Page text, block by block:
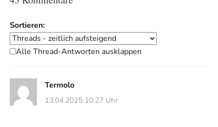
Sortieren:
Alle Thread-Antworten ausklappen
Termolo
13.04.2025 10:27 Uhr